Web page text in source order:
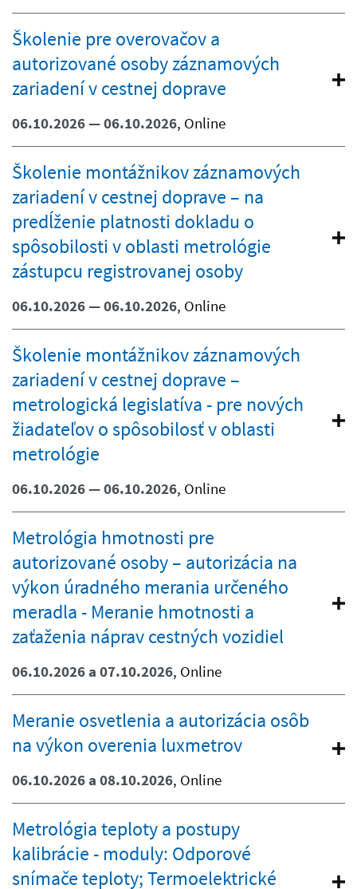
Školenie pre overovačov a
autorizované osoby záznamových
zariadení v cestnej doprave
06.10.2026 — 06.10.2026, Online
Školenie montážnikov záznamových
zariadení v cestnej doprave – na
predĺženie platnosti dokladu o
spôsobilosti v oblasti metrológie
zástupcu registrovanej osoby
06.10.2026 — 06.10.2026, Online
Školenie montážnikov záznamových
zariadení v cestnej doprave –
metrologická legislatíva - pre nových
žiadateľov o spôsobilosť v oblasti
metrológie
06.10.2026 — 06.10.2026, Online
Metrológia hmotnosti pre
autorizované osoby – autorizácia na
výkon úradného merania určeného
meradla - Meranie hmotnosti a
zaťaženia náprav cestných vozidiel
06.10.2026 a 07.10.2026, Online
Meranie osvetlenia a autorizácia osôb
na výkon overenia luxmetrov
06.10.2026 a 08.10.2026, Online
Metrológia teploty a postupy
kalibrácie - moduly: Odporové
snímače teploty; Termoelektrické